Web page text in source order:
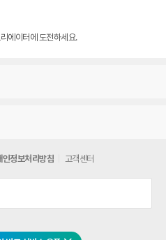
에이터에 도전하세요.
인정보처리방침 고객센터